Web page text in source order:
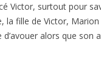
Victor, surtout pour
la fille de Victor, Marion
d’avouer alors que son